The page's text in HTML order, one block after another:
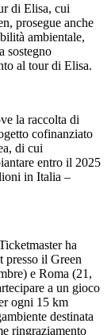
di Elisa, cui
prosegue anche
ambientale,
sostegno
al tour di Elisa.
la raccolta di
cofinanziato
di cui
entro il 2025
in Italia –
ha
presso il Green
e Roma (21,
a un gioco
ogni 15 km
destinata
ringraziamento